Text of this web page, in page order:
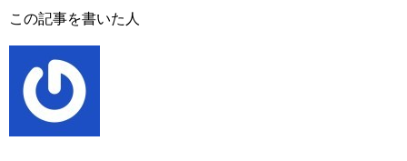
この記事を書いた人